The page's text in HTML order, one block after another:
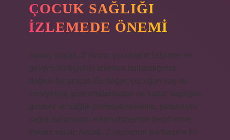
ÇOCUK SAĞLIĞI
İZLEMEDE ÖNEMI
Sonuç olarak, Z skoru, çocukların büyüme ve
gelişim süreçlerini izlerken kullandığımız
değerli bir araçtır. Bu değer, çocuğun yaş ve
cinsiyetine göre ortalamadan ne kadar saptığını
gösterir ve sağlık profesyonellerine, potansiyel
sağlık sorunlarını erken dönemde tespit etme
imkanı sunar. Ancak, Z skorunun tek başına bir